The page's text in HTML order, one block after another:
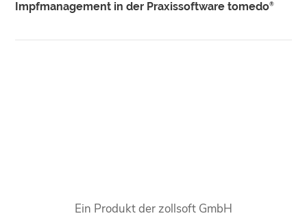
Impfmanagement in der Praxissoftware tomedo®
Ein Produkt der zollsoft GmbH